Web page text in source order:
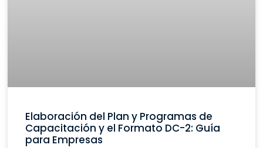
Elaboración del Plan y Programas de
Capacitación y el Formato DC-2: Guía
para Empresas